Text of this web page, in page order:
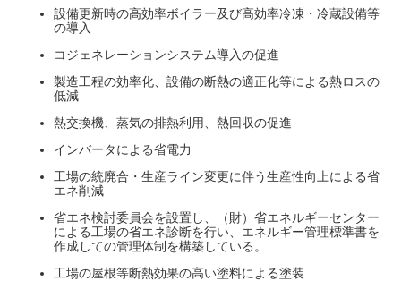
設備更新時の高効率ボイラー及び高効率冷凍・冷蔵設備等
の導入
コジェネレーションシステム導入の促進
製造工程の効率化、設備の断熱の適正化等による熱ロスの
低減
熱交換機、蒸気の排熱利用、熱回収の促進
インバータによる省電力
工場の統廃合・生産ライン変更に伴う生産性向上による省
エネ削減
省エネ検討委員会を設置し、（財）省エネルギーセンター
による工場の省エネ診断を行い、エネルギー管理標準書を
作成しての管理体制を構築している。
工場の屋根等断熱効果の高い塗料による塗装